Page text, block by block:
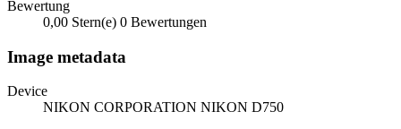
Bewertung
0,00 Stern(e) 0 Bewertungen
Image metadata
Device
NIKON CORPORATION NIKON D750